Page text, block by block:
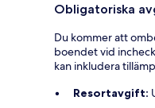
Obligatoriska
Du kommer att
boendet vid
kan inkludera
Resortavgift: